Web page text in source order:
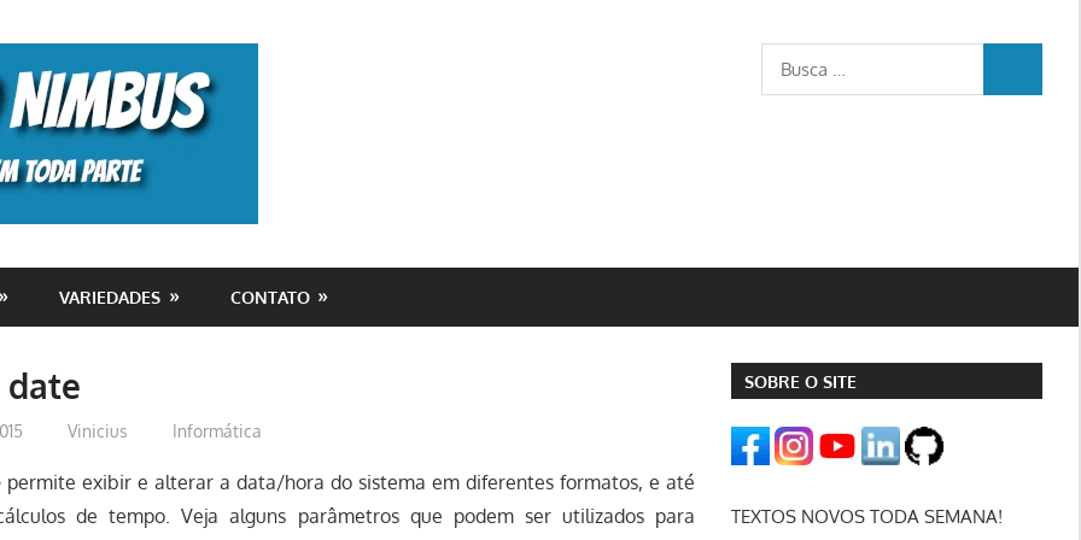
Busca
para:
VARIEDADES CONTATO
date
Vinicius Informática
permite exibir e alterar a data/hora do sistema em diferentes formatos, e até
de tempo. Veja alguns parâmetros que podem ser utilizados para
SOBRE O SITE
TEXTOS NOVOS TODA SEMANA!